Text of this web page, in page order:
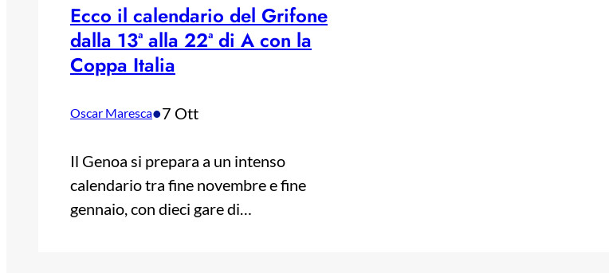
Ecco il calendario del Grifone
dalla 13ª alla 22ª di A con la
Coppa Italia
Oscar Maresca•7 Ott
Il Genoa si prepara a un intenso
calendario tra fine novembre e fine
gennaio, con dieci gare di…